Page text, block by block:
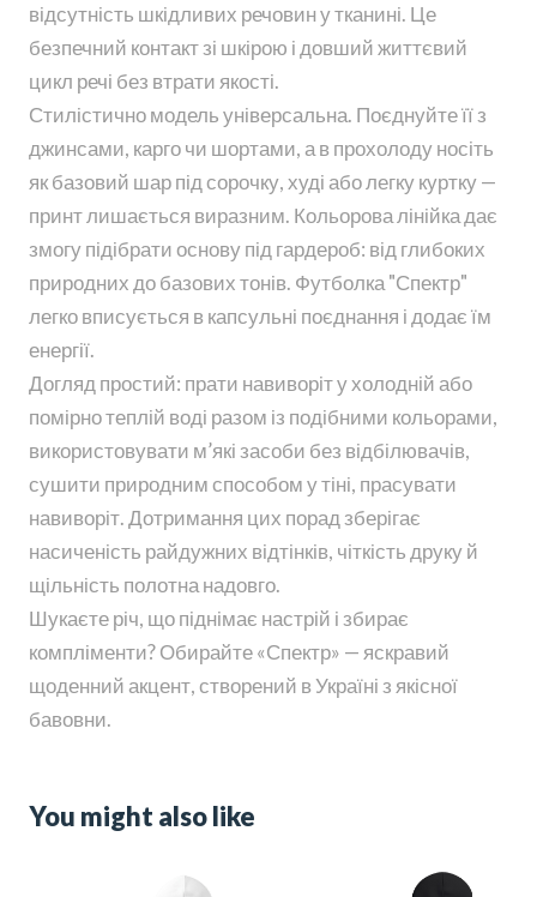
відсутність шкідливих речовин у тканині. Це
безпечний контакт зі шкірою і довший життєвий
цикл речі без втрати якості.
Стилістично модель універсальна. Поєднуйте її з
джинсами, карго чи шортами, а в прохолоду носіть
як базовий шар під сорочку, худі або легку куртку —
принт лишається виразним. Кольорова лінійка дає
змогу підібрати основу під гардероб: від глибоких
природних до базових тонів. Футболка "Спектр"
легко вписується в капсульні поєднання і додає їм
енергії.
Догляд простий: прати навиворіт у холодній або
помірно теплій воді разом із подібними кольорами,
використовувати м’які засоби без відбілювачів,
сушити природним способом у тіні, прасувати
навиворіт. Дотримання цих порад зберігає
насиченість райдужних відтінків, чіткість друку й
щільність полотна надовго.
Шукаєте річ, що піднімає настрій і збирає
компліменти? Обирайте «Спектр» — яскравий
щоденний акцент, створений в Україні з якісної
бавовни.
You might also like